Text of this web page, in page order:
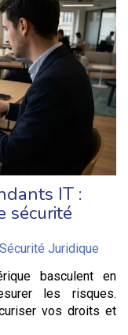
IT :
sécurité
Sécurité Juridique
basculent en
les risques.
vos droits et